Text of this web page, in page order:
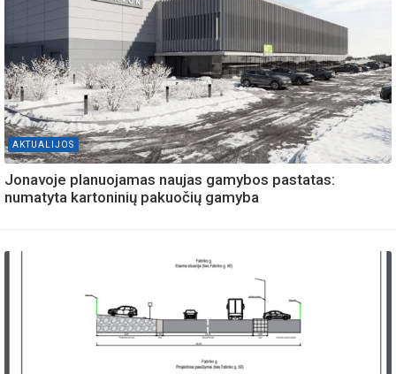
AKTUALIJOS
Jonavoje planuojamas naujas gamybos pastatas:
numatyta kartoninių pakuočių gamyba